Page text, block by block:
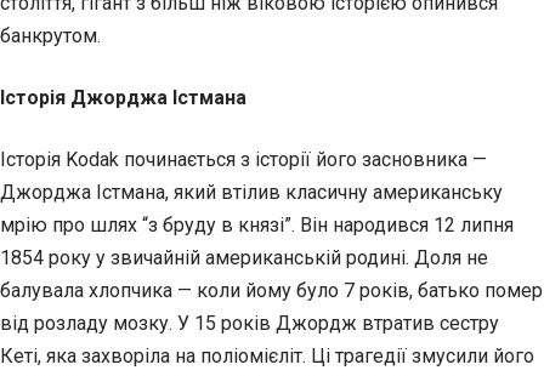
банкрутом.
Історія Джорджа Істмана
Історія Kodak починається з історії його засновника —
Джорджа Істмана, який втілив класичну американську
мрію про шлях “з бруду в князі”. Він народився 12 липня
1854 року у звичайній американській родині. Доля не
балувала хлопчика — коли йому було 7 років, батько помер
від розладу мозку. У 15 років Джордж втратив сестру
Кеті, яка захворіла на поліомієліт. Ці трагедії змусили його